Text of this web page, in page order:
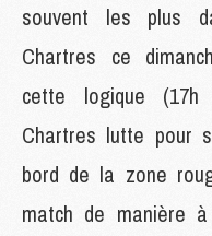
souvent les plus
Chartres ce
cette logique
Chartres lutte pour
bord de la zone
match de manière